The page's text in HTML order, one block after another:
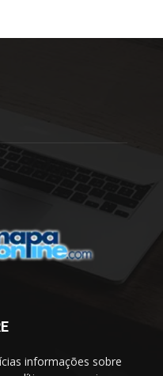
informações sobre